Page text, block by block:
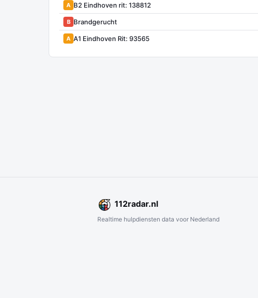
A B2 Eindhoven rit: 138812
B Brandgerucht
A A1 Eindhoven Rit: 93565
112radar.nl
Realtime hulpdiensten data voor Nederland